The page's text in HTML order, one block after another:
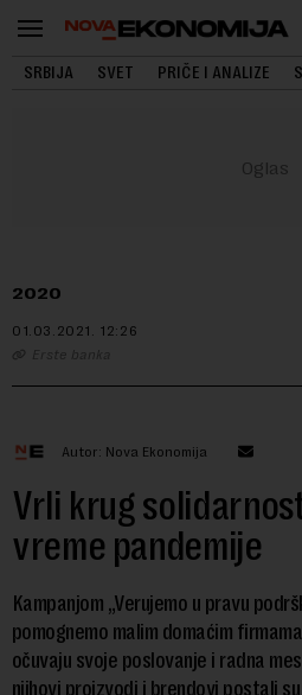
SRBIJA SVET PRIČE I ANALIZE
2020
01.03.2021. 12:26
Erste banka
Autor: Nova Ekonomija
Vrli krug
vreme pandemije
Kampanjom „Verujemo u pravu
pomognemo malim domaćim
očuvaju svoje poslovanje i radna
njihovi proizvodi i brendovi postali